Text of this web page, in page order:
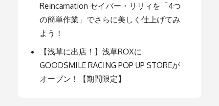
Reincarnation セイバー・リリィを「4つ
の簡単作業」でさらに美しく仕上げてみ
よう！
【浅草に出店！】浅草ROXに
GOODSMILE RACING POP UP STOREが
オープン！【期間限定】